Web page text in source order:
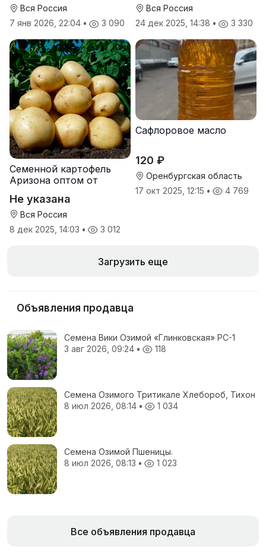
Вся Россия
7 янв 2026, 22:04 • 3 090
Вся Россия
24 дек 2025, 14:38 • 3 330
Семенной картофель
Аризона оптом от
Не указана
Вся Россия
8 дек 2025, 14:03 • 3 012
Сафлоровое масло
120 ₽
Оренбургская область
17 окт 2025, 12:15 • 4 769
Загрузить еще
Объявления продавца
Семена Вики Озимой «Глинковская» РС-1
3 авг 2026, 09:24 • 118
Семена Озимого Тритикале Хлебороб, Тихон
8 июл 2026, 08:14 • 1 034
Семена Озимой Пшеницы.
8 июл 2026, 08:13 • 1 023
Все объявления продавца